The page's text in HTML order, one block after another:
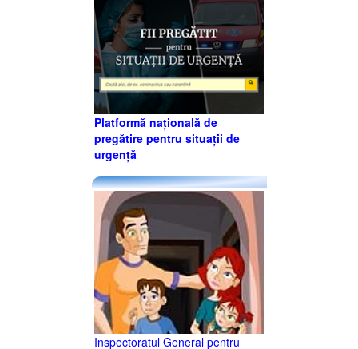
Platformă națională de
pregătire pentru situații de
urgență
Inspectoratul General pentru